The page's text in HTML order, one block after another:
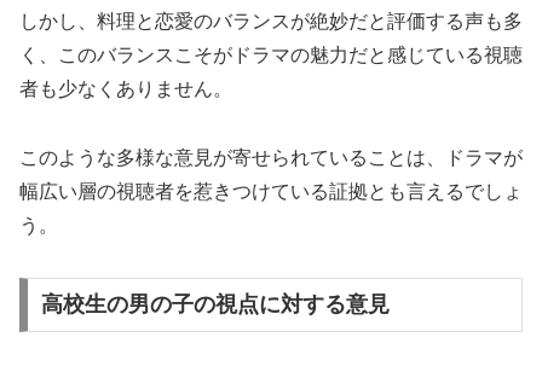
しかし、料理と恋愛のバランスが絶妙だと評価する声も多
く、このバランスこそがドラマの魅力だと感じている視聴
者も少なくありません。
このような多様な意見が寄せられていることは、ドラマが
幅広い層の視聴者を惹きつけている証拠とも言えるでしょ
う。
高校生の男の子の視点に対する意見